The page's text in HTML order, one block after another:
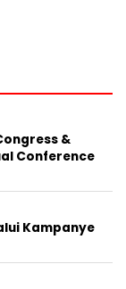
&
Conference
Kampanye